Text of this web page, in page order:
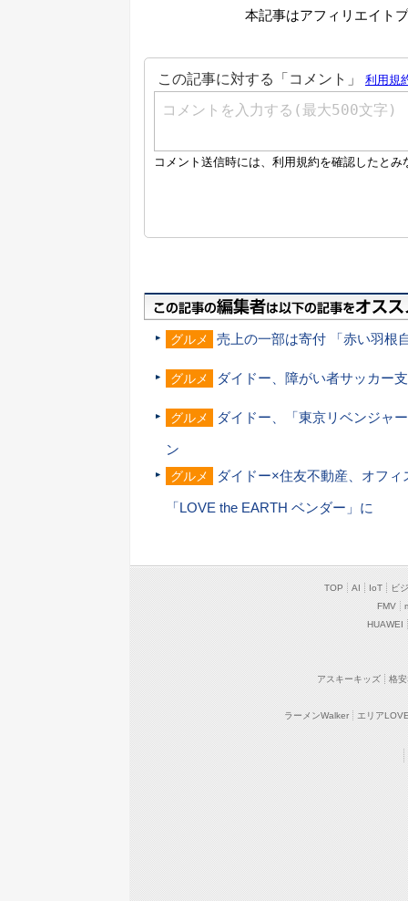
本記事はアフィリエイト
グルメ 売上の一部は寄付 「赤い羽根
グルメ ダイドー、障がい者サッカー
グルメ ダイドー、「東京リベンジャ
ン
グルメ ダイドー×住友不動産、オフ
「LOVE the EARTH ベンダー」に
TOP AI IoT
ビ
FMV
HUAWEI
アスキーキッズ 格
ラーメンWalker エリア